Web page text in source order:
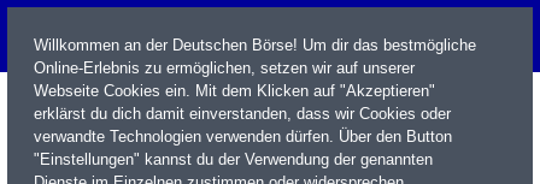
Willkommen an der Deutschen Börse! Um dir das bestmögliche
Online-Erlebnis zu ermöglichen, setzen wir auf unserer
Webseite Cookies ein. Mit dem Klicken auf "Akzeptieren"
erklärst du dich damit einverstanden, dass wir Cookies oder
verwandte Technologien verwenden dürfen. Über den Button
"Einstellungen" kannst du der Verwendung der genannten